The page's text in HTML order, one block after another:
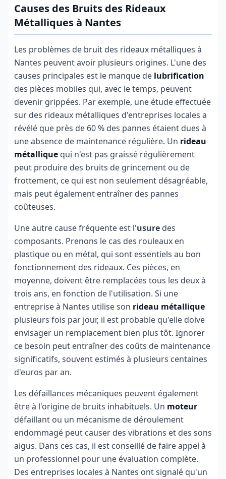
Causes des Bruits des Rideaux
Métalliques à Nantes
Les problèmes de bruit des rideaux métalliques à
Nantes peuvent avoir plusieurs origines. L'une des
causes principales est le manque de lubrification
des pièces mobiles qui, avec le temps, peuvent
devenir grippées. Par exemple, une étude effectuée
sur des rideaux métalliques d'entreprises locales a
révélé que près de 60 % des pannes étaient dues à
une absence de maintenance régulière. Un rideau
métallique qui n'est pas graissé régulièrement
peut produire des bruits de grincement ou de
frottement, ce qui est non seulement désagréable,
mais peut également entraîner des pannes
coûteuses.
Une autre cause fréquente est l'usure des
composants. Prenons le cas des rouleaux en
plastique ou en métal, qui sont essentiels au bon
fonctionnement des rideaux. Ces pièces, en
moyenne, doivent être remplacées tous les deux à
trois ans, en fonction de l'utilisation. Si une
entreprise à Nantes utilise son rideau métallique
plusieurs fois par jour, il est probable qu'elle doive
envisager un remplacement bien plus tôt. Ignorer
ce besoin peut entraîner des coûts de maintenance
significatifs, souvent estimés à plusieurs centaines
d'euros par an.
Les défaillances mécaniques peuvent également
être à l'origine de bruits inhabituels. Un moteur
défaillant ou un mécanisme de déroulement
endommagé peut causer des vibrations et des sons
aigus. Dans ces cas, il est conseillé de faire appel à
un professionnel pour une évaluation complète.
Des entreprises locales à Nantes ont signalé qu'un